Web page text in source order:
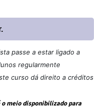
passe a estar ligado a
regularmente
curso dá direito a créditos
meio disponibilizado para